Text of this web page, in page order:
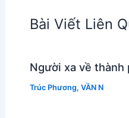
Bài Viết Liên
Người xa về thành
Trúc Phương, VẦN N